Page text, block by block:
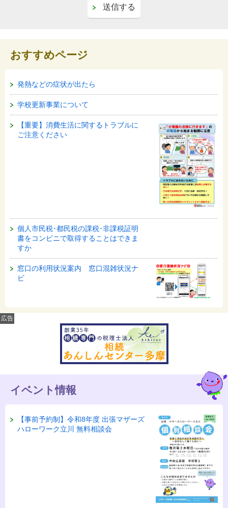
おすすめページ
発熱などの症状が出たら
学校更新事業について
【重要】消費生活に関するトラブルに
ご注意ください
個人市民税･都民税の課税･非課税証明
書をコンビニで取得することはできま
すか
窓口の利用状況案内 窓口混雑状況ナ
ビ
広告
イベント情報
【事前予約制】令和8年度 出張マザーズ
ハローワーク立川 無料相談会